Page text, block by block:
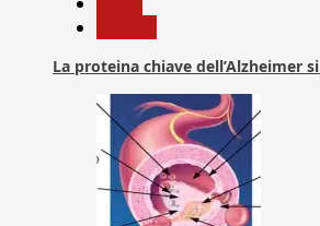
La proteina chiave dell’Alzheimer